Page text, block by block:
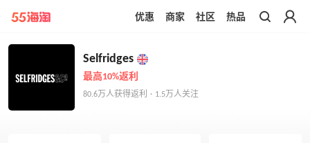
带你去官网买正品
优惠 商家 社区 热品
Selfridges
最高10%返利
80.6万人获得返利 · 1.5万人关注